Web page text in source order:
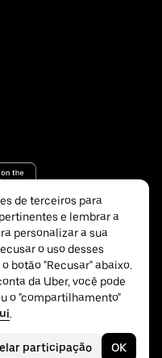
de terceiros para
e lembrar a
personalizar a sua
o uso desses
botão "Recusar" abaixo.
da Uber, você pode
o "compartilhamento"
.
participação OK